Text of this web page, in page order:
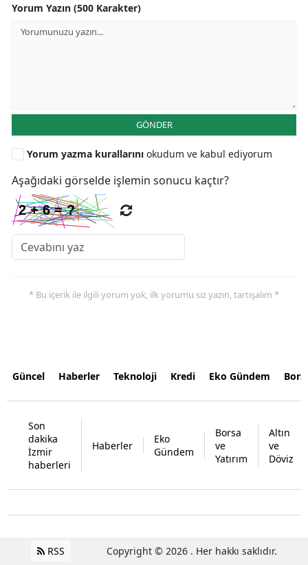
Yorum Yazın (500 Karakter)
GÖNDER
Yorum yazma kurallarını okudum ve kabul ediyorum
Aşağıdaki görselde işlemin sonucu kaçtır?
* Bu içerik ile ilgili yorum yok, ilk yorumu siz yazın, tartışalım *
Güncel Haberler Teknoloji Kredi Eko Gündem
Son
dakika
İzmir
haberleri
Haberler
Eko
Gündem
Borsa
ve
Yatırım
Altın
ve
Döviz
RSS Copyright © 2026 . Her hakkı saklıdır.